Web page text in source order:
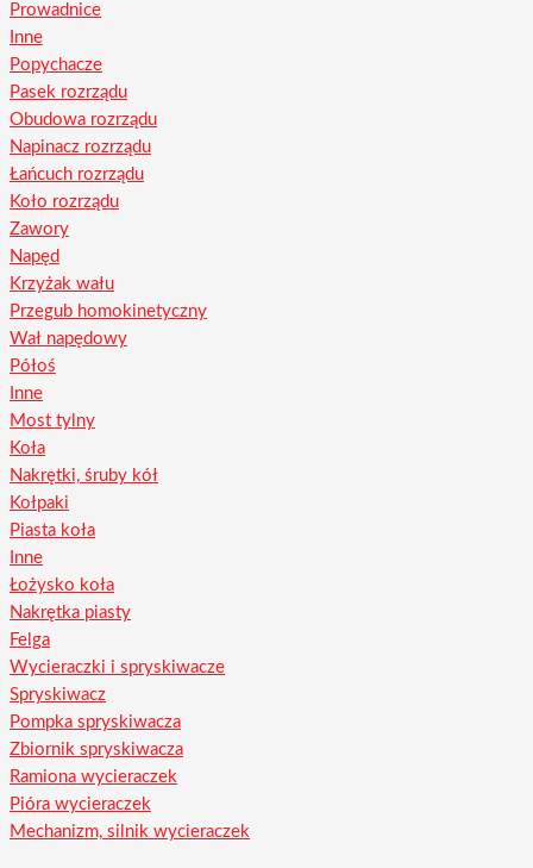
Prowadnice
Inne
Popychacze
Pasek rozrządu
Obudowa rozrządu
Napinacz rozrządu
Łańcuch rozrządu
Koło rozrządu
Zawory
Napęd
Krzyżak wału
Przegub homokinetyczny
Wał napędowy
Półoś
Inne
Most tylny
Koła
Nakrętki, śruby kół
Kołpaki
Piasta koła
Inne
Łożysko koła
Nakrętka piasty
Felga
Wycieraczki i spryskiwacze
Spryskiwacz
Pompka spryskiwacza
Zbiornik spryskiwacza
Ramiona wycieraczek
Pióra wycieraczek
Mechanizm, silnik wycieraczek